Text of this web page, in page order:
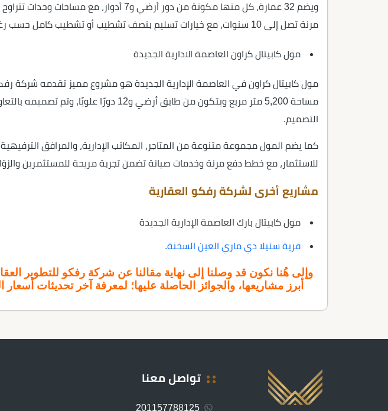
مرنة تصل إلى 10 سنوات، مع خيارات تسليم بنصف تشطيب أو تشطيب كامل حسب رغبة العميل.
مول كابيتال كراون العاصمة الادارية الجديدة
مول كابيتال كراون في العاصمة الإدارية الجديدة هو مشروع مميز تقدمه شركة
التصميم.
كما يضم المول مجموعة متنوعة من المتاجر، المكاتب الإدارية، والمرافق
للاستثمار، مع خطط دفع مرنة وخدمات صيانة تضمن تجربة مريحة للمستثمرين
مشاريع أخرى لشركة رفكو العقارية
مول كابيتال بارك العاصمة الإدارية الجديدة
قرية ستيلا دي ماري العين السخنة.
وإلى هُنا نكون قد وصلنا إلى نهاية مقالنا عن شركة رفكو للتطوير
أبرز مشاريعها، والجوائز الحاصلة عليها؛ لمعرفة آخر تحديثات
تواصل معنا